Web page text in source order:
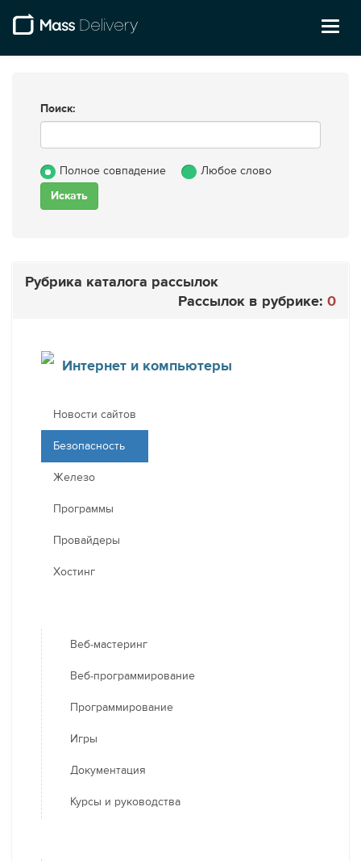
Поиск:
Полное совпадение Любое слово
Рубрика каталога рассылок
Рассылок в рубрике: 0
Интернет и компьютеры
Новости сайтов
Безопасность
Железо
Программы
Провайдеры
Хостинг
Веб-мастеринг
Веб-программирование
Программирование
Игры
Документация
Курсы и руководства